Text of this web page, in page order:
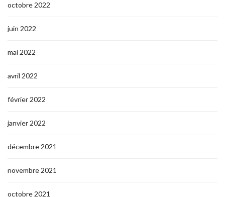
octobre 2022
juin 2022
mai 2022
avril 2022
février 2022
janvier 2022
décembre 2021
novembre 2021
octobre 2021